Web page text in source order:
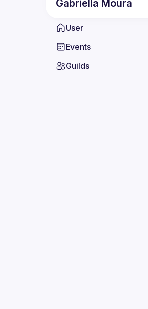
Gabriella Moura
User
Events
Guilds